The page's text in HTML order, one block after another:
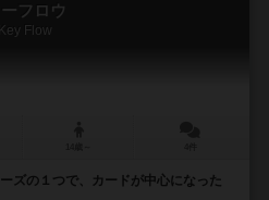
フロウ
Key Flow
ズの１つで、カードが中心になった